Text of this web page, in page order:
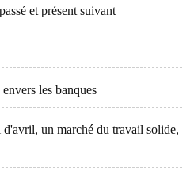
et présent suivant
les banques
un marché du travail solide,